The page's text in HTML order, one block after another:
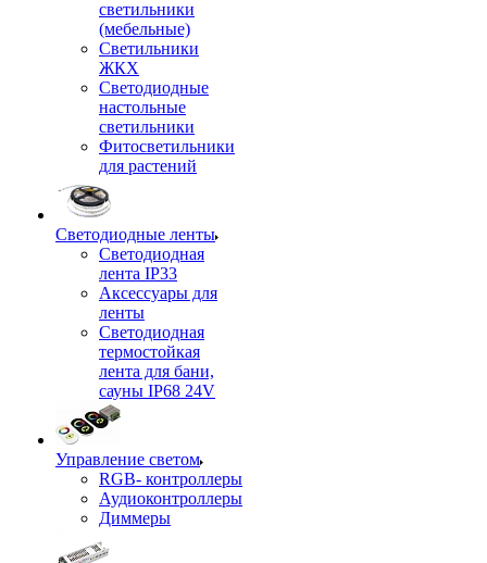
светильники
(мебельные)
Светильники
ЖКХ
Светодиодные
настольные
светильники
Фитосветильники
для растений
Светодиодные ленты
Светодиодная
лента IP33
Аксессуары для
ленты
Светодиодная
термостойкая
лента для бани,
сауны IP68 24V
Управление светом
RGB- контроллеры
Аудиоконтроллеры
Диммеры